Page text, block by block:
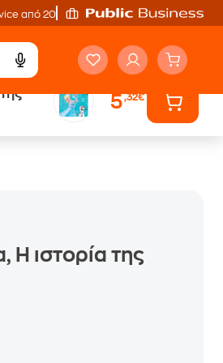
από 20'
5,32€
Η ιστορία της